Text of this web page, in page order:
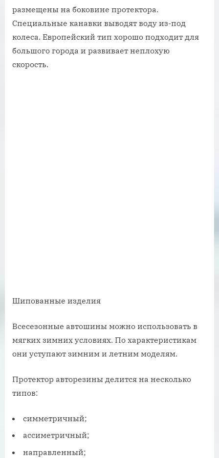
размещены на боковине протектора.
Специальные канавки выводят воду из-под
колеса. Европейский тип хорошо подходит для
большого города и развивает неплохую
скорость.
Шипованные изделия
Всесезонные автошины можно использовать в
мягких зимних условиях. По характеристикам
они уступают зимним и летним моделям.
Протектор авторезины делится на несколько
типов:
симметричный;
ассиметричный;
направленный;